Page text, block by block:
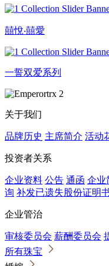
囍悅‧囍愛
一誓双爱系列
关于我们
品牌历史 主席简介 活动
投资者关系
企业资料 公告 通函 企业
询 补发已遗失股份证明
企业管治
审核委员会 薪酬委员会
所有珠宝